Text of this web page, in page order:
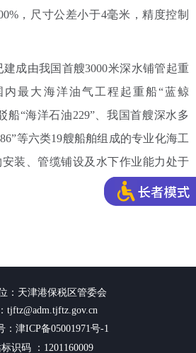
，尺寸公差小于4毫米，精度控制
建成由我国首艘3000米深水铺管起重
内最大海洋油气工程起重船“蓝鲸
船“海洋石油229”、我国首艘深水多
等六类19艘船舶组成的专业化海工
装、管缆铺设及水下作业能力处于
：天津港保税区管委会
tjftz@adm.tjftz.gov.cn
：津ICP备05001971号-1
识码 ：1201160009